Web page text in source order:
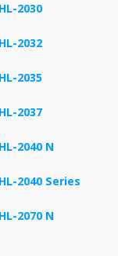
2030
2032
2035
2037
2040 N
2040 Series
2070 N